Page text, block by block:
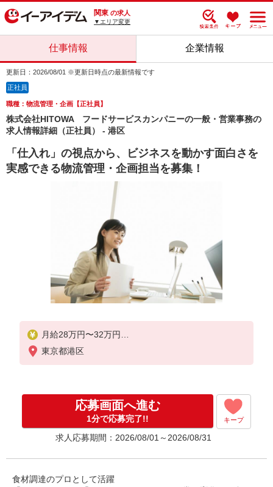
関東 の求人
▼エリア変更
仕事情報 企業情報
更新日：2026/08/01 ※更新日時点の最新情報です
正社員
職種：物流管理・企画【正社員】
株式会社HITOWA フードサービスカンパニーの一般・営業事務の
求人情報詳細（正社員） - 港区
「仕入れ」の視点から、ビジネスを動かす面白さを
実感できる物流管理・企画担当を募集！
月給28万円〜32万円
経験に応じて給与は決定致します。
東京都港区
応募画面へ進む
1分で応募完了!! キープ
求人応募期間：2026/08/01～2026/08/31
食材調達のプロとして活躍